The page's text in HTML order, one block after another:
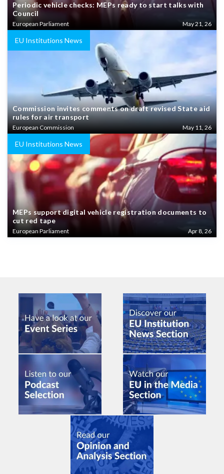
Periodic vehicle checks: MEPs ready to start talks with
Council
European Parliament May 21, 26
EU Institutions News
Commission invites comments on draft revised State aid
rules for air transport
European Commission May 11, 26
EU Institutions News
MEPs support digital vehicle registration documents to
cut red tape
European Parliament Apr 8, 26